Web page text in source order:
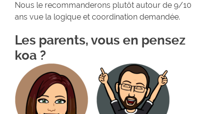
Nous le recommanderons plutôt autour de 9/10
ans vue la logique et coordination demandée.
Les parents, vous en pensez
koa ?